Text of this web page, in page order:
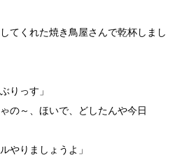
てくれた焼き鳥屋さんで乾杯しまし
りっす」
の～、ほいで、どしたんや今日
やりましょうよ」